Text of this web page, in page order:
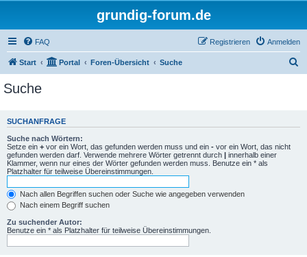
grundig-forum.de
FAQ Anmelden
Registrieren
Start Portal Foren-Übersicht Suche
e
Suche
SUCHANFRAGE
Suche nach Wörtern:
Setze ein + vor ein Wort, das gefunden werden muss und ein - vor ein Wort, das nicht
gefunden werden darf. Verwende mehrere Wörter getrennt durch | innerhalb einer
Klammer, wenn nur eines der Wörter gefunden werden muss. Benutze ein * als
Platzhalter für teilweise Übereinstimmungen.
Nach allen Begriffen suchen oder Suche wie angegeben verwenden
Nach einem Begriff suchen
Zu suchender Autor:
Benutze ein * als Platzhalter für teilweise Übereinstimmungen.